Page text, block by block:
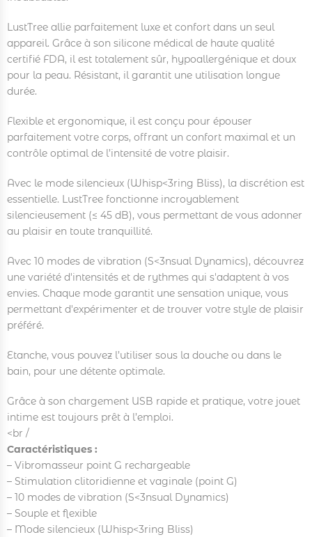
LustTree allie parfaitement luxe et confort dans un seul
appareil. Grâce à son silicone médical de haute qualité
certifié FDA, il est totalement sûr, hypoallergénique et doux
pour la peau. Résistant, il garantit une utilisation longue
durée.
Flexible et ergonomique, il est conçu pour épouser
parfaitement votre corps, offrant un confort maximal et un
contrôle optimal de l’intensité de votre plaisir.
Avec le mode silencieux (Whisp<3ring Bliss), la discrétion est
essentielle. LustTree fonctionne incroyablement
silencieusement (≤ 45 dB), vous permettant de vous adonner
au plaisir en toute tranquillité.
Avec 10 modes de vibration (S<3nsual Dynamics), découvrez
une variété d'intensités et de rythmes qui s'adaptent à vos
envies. Chaque mode garantit une sensation unique, vous
permettant d'expérimenter et de trouver votre style de plaisir
préféré.
Etanche, vous pouvez l’utiliser sous la douche ou dans le
bain, pour une détente optimale.
Grâce à son chargement USB rapide et pratique, votre jouet
intime est toujours prêt à l’emploi.
<br /
Caractéristiques :
– Vibromasseur point G rechargeable
– Stimulation clitoridienne et vaginale (point G)
– 10 modes de vibration (S<3nsual Dynamics)
– Souple et flexible
– Mode silencieux (Whisp<3ring Bliss)